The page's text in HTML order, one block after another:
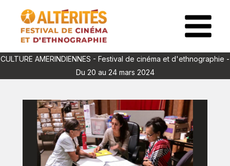
contenu
Main
Menu
CULTURE AMERINDIENNES - Festival de cinéma et d'ethnographie -
Du 20 au 24 mars 2024